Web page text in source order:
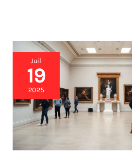
Juil
19
2025
et
sculpture
:
circuits
incontournables
à
Munich